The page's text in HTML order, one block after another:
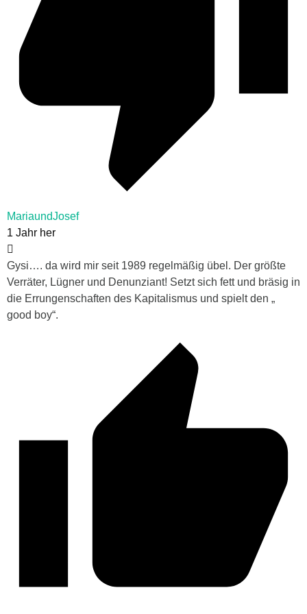
MariaundJosef
1 Jahr her
Gysi…. da wird mir seit 1989 regelmäßig übel. Der größte
Verräter, Lügner und Denunziant! Setzt sich fett und bräsig in
die Errungenschaften des Kapitalismus und spielt den „
good boy“.